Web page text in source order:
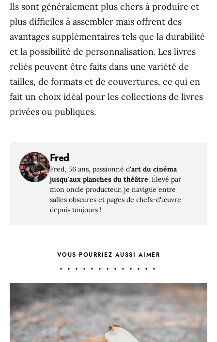
Ils sont généralement plus chers à produire et
plus difficiles à assembler mais offrent des
avantages supplémentaires tels que la durabilité
et la possibilité de personnalisation. Les livres
reliés peuvent être faits dans une variété de
tailles, de formats et de couvertures, ce qui en
fait un choix idéal pour les collections de livres
privées ou publiques.
Fred
Fred, 56 ans, passionné d'art du cinéma
jusqu'aux planches du théâtre. Élevé par
mon oncle producteur, je navigue entre
salles obscures et pages de chefs-d'œuvre
depuis toujours !
VOUS POURRIEZ AUSSI AIMER